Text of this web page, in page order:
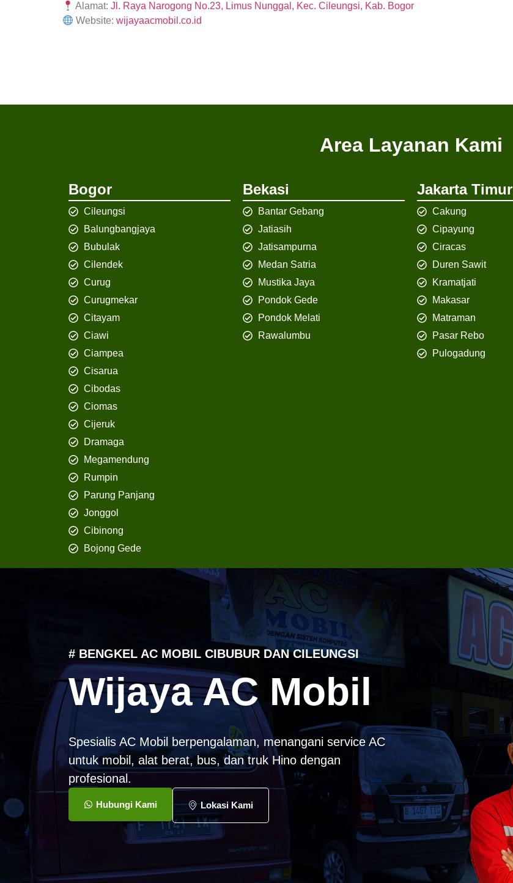
Alamat:Jl. Raya Narogong No.23, Limus Nunggal, Kec. Cileungsi, Kab. Bogor
Website:wijayaacmobil.co.id
Area Layanan Kami
Bogor
Cileungsi
Balungbangjaya
Bubulak
Cilendek
Curug
Curugmekar
Citayam
Ciawi
Ciampea
Cisarua
Cibodas
Ciomas
Cijeruk
Dramaga
Megamendung
Rumpin
Parung Panjang
Jonggol
Cibinong
Bojong Gede
Bekasi
Bantar Gebang
Jatiasih
Jatisampurna
Medan Satria
Mustika Jaya
Pondok Gede
Pondok Melati
Rawalumbu
Jakarta Timur
Cakung
Cipayung
Ciracas
Duren Sawit
Kramatjati
Makasar
Matraman
Pasar Rebo
Pulogadung
# BENGKEL AC MOBIL CIBUBUR DAN CILEUNGSI
Wijaya AC Mobil
Spesialis AC Mobil berpengalaman, menangani service AC
untuk mobil, alat berat, bus, dan truk Hino dengan
profesional.
Hubungi Kami Lokasi Kami